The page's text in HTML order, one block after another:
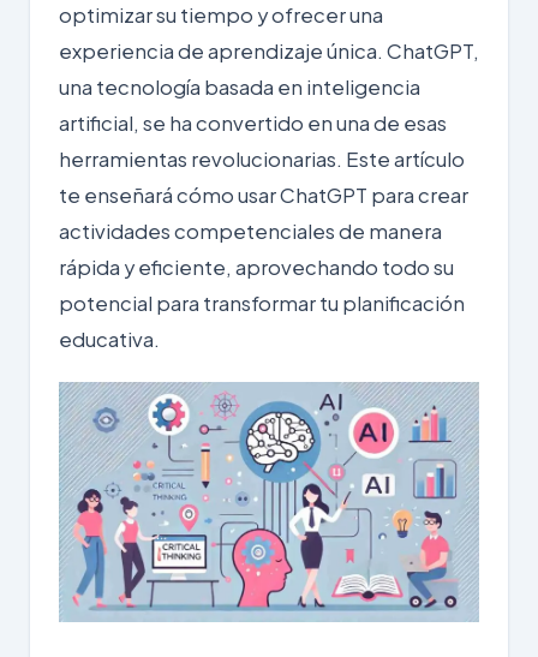
optimizar su tiempo y ofrecer una
experiencia de aprendizaje única. ChatGPT,
una tecnología basada en inteligencia
artificial, se ha convertido en una de esas
herramientas revolucionarias. Este artículo
te enseñará cómo usar ChatGPT para crear
actividades competenciales de manera
rápida y eficiente, aprovechando todo su
potencial para transformar tu planificación
educativa.